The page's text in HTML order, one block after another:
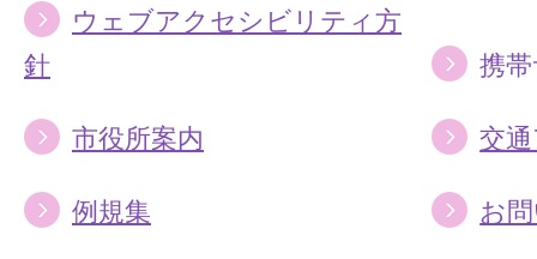
ウェブアクセシビリティ方
針
携
市役所案内 交
例規集 お